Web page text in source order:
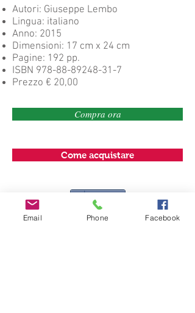
Autori: Giuseppe Lembo
Lingua: italiano
Anno: 2015
Dimensioni: 17 cm x 24 cm
Pagine: 192 pp.
ISBN 978-88-89248-31-7
Prezzo € 20,00
Il volume costituisce l'esito delle
Compra ora
Come acquistare
Email Phone Facebook